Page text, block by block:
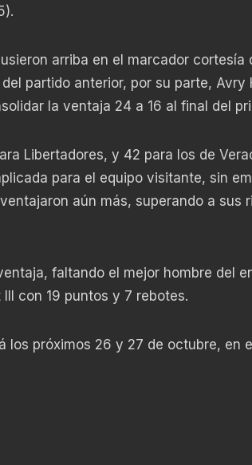
arriba en el marcador cortesía
partido anterior, por su parte, Avry
la ventaja 24 a 16 al final del
Libertadores, y 42 para los de
para el equipo visitante, sin
aún más, superando a sus
faltando el mejor hombre del
con 19 puntos y 7 rebotes.
los próximos 26 y 27 de octubre, en